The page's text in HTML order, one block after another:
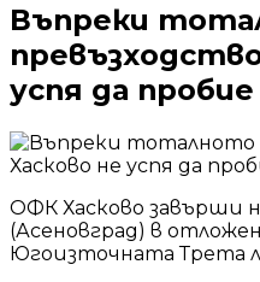
Въпреки
успя да
ОФК Хасково завърши
(Асеновград) в
Югоизточната Трета